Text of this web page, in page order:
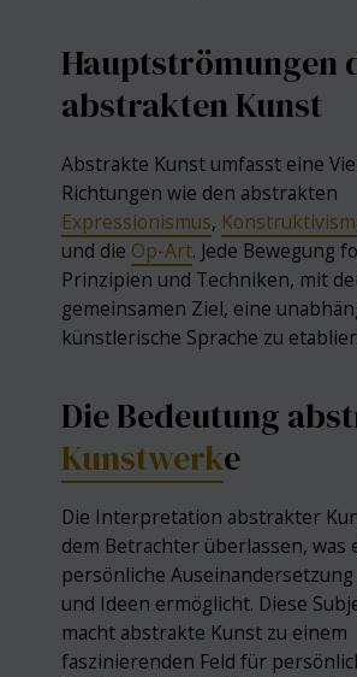
Hauptströmungen
abstrakten Kunst
Abstrakte Kunst umfasst eine
Richtungen wie den abstrakten
Expressionismus,
und die Op-Art. Jede Bewegung
Prinzipien und Techniken, mit
gemeinsamen Ziel, eine
künstlerische Sprache zu
Die Bedeutung
Kunstwerke
Die Interpretation abstrakter
dem Betrachter überlassen, was
persönliche
und Ideen ermöglicht. Diese
macht abstrakte Kunst zu einem
faszinierenden Feld für